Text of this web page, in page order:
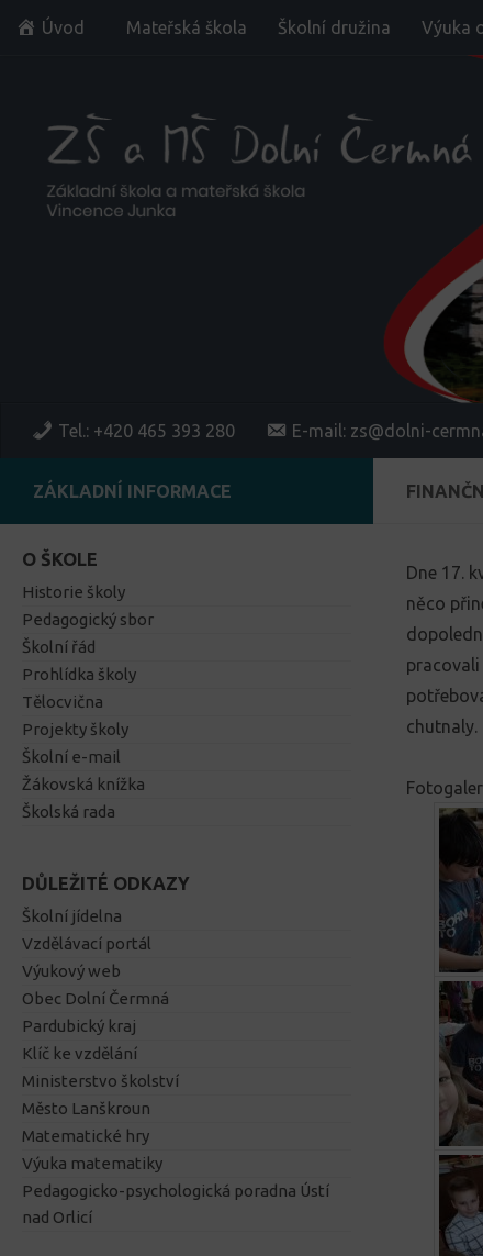
Skip to content
Úvod Mateřská škola Školní družina Výuka
Tel.: +420 465 393 280 E-mail: zs@dolni-
Dne 17.
něco
ZÁKLADNÍ INFORMACE
O ŠKOLE
Historie školy
Pedagogický sbor
Školní řád
Prohlídka školy
Tělocvična
Projekty školy
Školní e-mail
Žákovská knížka
Školská rada
DŮLEŽITÉ ODKAZY
Školní jídelna
Vzdělávací portál
Výukový web
Obec Dolní Čermná
Pardubický kraj
Klíč ke vzdělání
Ministerstvo školství
Město Lanškroun
Matematické hry
Výuka matematiky
Pedagogicko-psychologická poradna Ústí
nad Orlicí